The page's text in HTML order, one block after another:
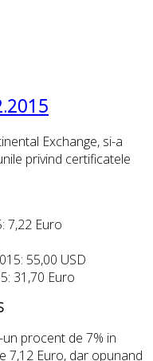
Exchange, si-a
privind certificatele
7,22 Euro
55,00 USD
31,70 Euro
procent de 7% in
7,12 Euro, dar opunand